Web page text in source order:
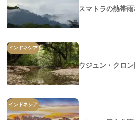
スマトラの熱帯
インドネシア
ウジュン・クロン
インドネシア